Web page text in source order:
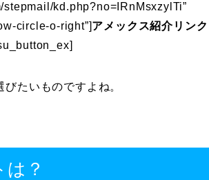
kd.php?no=IRnMsxzylTi”
circle-o-right”]アメックス紹介リンク
たいものですよね。
？